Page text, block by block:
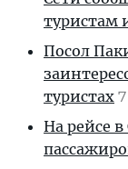
туристам
Посол
туристах
На рейсе